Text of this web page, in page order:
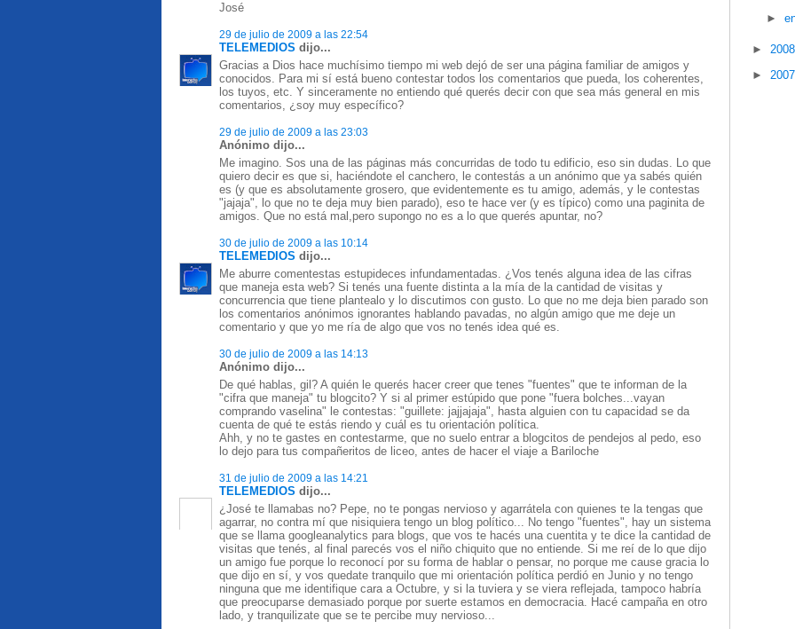
José
29 de julio de 2009 a las 22:54
TELEMEDIOS dijo...
Gracias a Dios hace muchísimo tiempo mi web dejó de ser una página familiar de amigos y
conocidos. Para mi sí está bueno contestar todos los comentarios que pueda, los coherentes,
los tuyos, etc. Y sinceramente no entiendo qué querés decir con que sea más general en mis
comentarios, ¿soy muy específico?
29 de julio de 2009 a las 23:03
Anónimo dijo...
Me imagino. Sos una de las páginas más concurridas de todo tu edificio, eso sin dudas. Lo que
quiero decir es que si, haciéndote el canchero, le contestás a un anónimo que ya sabés quién
es (y que es absolutamente grosero, que evidentemente es tu amigo, además, y le contestas
"jajaja", lo que no te deja muy bien parado), eso te hace ver (y es típico) como una paginita de
amigos. Que no está mal,pero supongo no es a lo que querés apuntar, no?
30 de julio de 2009 a las 10:14
TELEMEDIOS dijo...
Me aburre comentestas estupideces infundamentadas. ¿Vos tenés alguna idea de las cifras
que maneja esta web? Si tenés una fuente distinta a la mía de la cantidad de visitas y
concurrencia que tiene plantealo y lo discutimos con gusto. Lo que no me deja bien parado son
los comentarios anónimos ignorantes hablando pavadas, no algún amigo que me deje un
comentario y que yo me ría de algo que vos no tenés idea qué es.
30 de julio de 2009 a las 14:13
Anónimo dijo...
De qué hablas, gil? A quién le querés hacer creer que tenes "fuentes" que te informan de la
"cifra que maneja" tu blogcito? Y si al primer estúpido que pone "fuera bolches...vayan
comprando vaselina" le contestas: "guillete: jajjajaja", hasta alguien con tu capacidad se da
cuenta de qué te estás riendo y cuál es tu orientación política.
Ahh, y no te gastes en contestarme, que no suelo entrar a blogcitos de pendejos al pedo, eso
lo dejo para tus compañeritos de liceo, antes de hacer el viaje a Bariloche
31 de julio de 2009 a las 14:21
TELEMEDIOS dijo...
¿José te llamabas no? Pepe, no te pongas nervioso y agarrátela con quienes te la tengas que
agarrar, no contra mí que nisiquiera tengo un blog político... No tengo "fuentes", hay un sistema
que se llama googleanalytics para blogs, que vos te hacés una cuentita y te dice la cantidad de
visitas que tenés, al final parecés vos el niño chiquito que no entiende. Si me reí de lo que dijo
un amigo fue porque lo reconocí por su forma de hablar o pensar, no porque me cause gracia lo
que dijo en sí, y vos quedate tranquilo que mi orientación política perdió en Junio y no tengo
ninguna que me identifique cara a Octubre, y si la tuviera y se viera reflejada, tampoco habría
que preocuparse demasiado porque por suerte estamos en democracia. Hacé campaña en otro
lado, y tranquilizate que se te percibe muy nervioso...
►
►
►